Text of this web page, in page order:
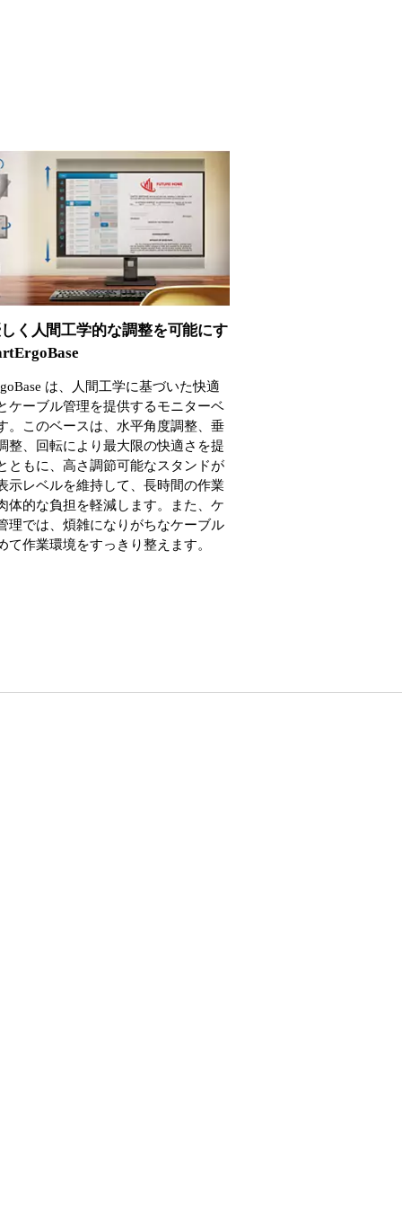
く人間工学的な調整を可能にす
は、人間工学に基づいた快適
ケーブル管理を提供するモニターベ
。このベースは、水平角度調整、垂
整、回転により最大限の快適さを提
ともに、高さ調節可能なスタンドが
示レベルを維持して、長時間の作業
体的な負担を軽減します。また、ケ
理では、煩雑になりがちなケーブル
て作業環境をすっきり整えます。